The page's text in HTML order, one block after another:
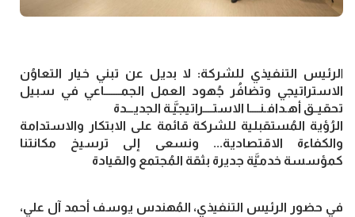
لرئيس التنفيذي للشركة: لا بديل عن تبني خيار التعاوُن
الاستراتيجي وتضافُر جُهود العمل الجمـــــــاعي في سبيل
تحقيــق أهـدافـنــــا الاستــــراتيجيَّـة الجديـــدة
الرُؤية المُستقبلية للشركة قائمة على الابتكار والاستدامة
والكفاءة الاقتصادية... ونسعى إلى ترسيخ مكانتنا
كمؤسسة خدميَّة جديرة بثقة المُجتمع والقيادة
في حضور الرئيس التنفيذي، المُهندس يوسف أحمد آل علي،